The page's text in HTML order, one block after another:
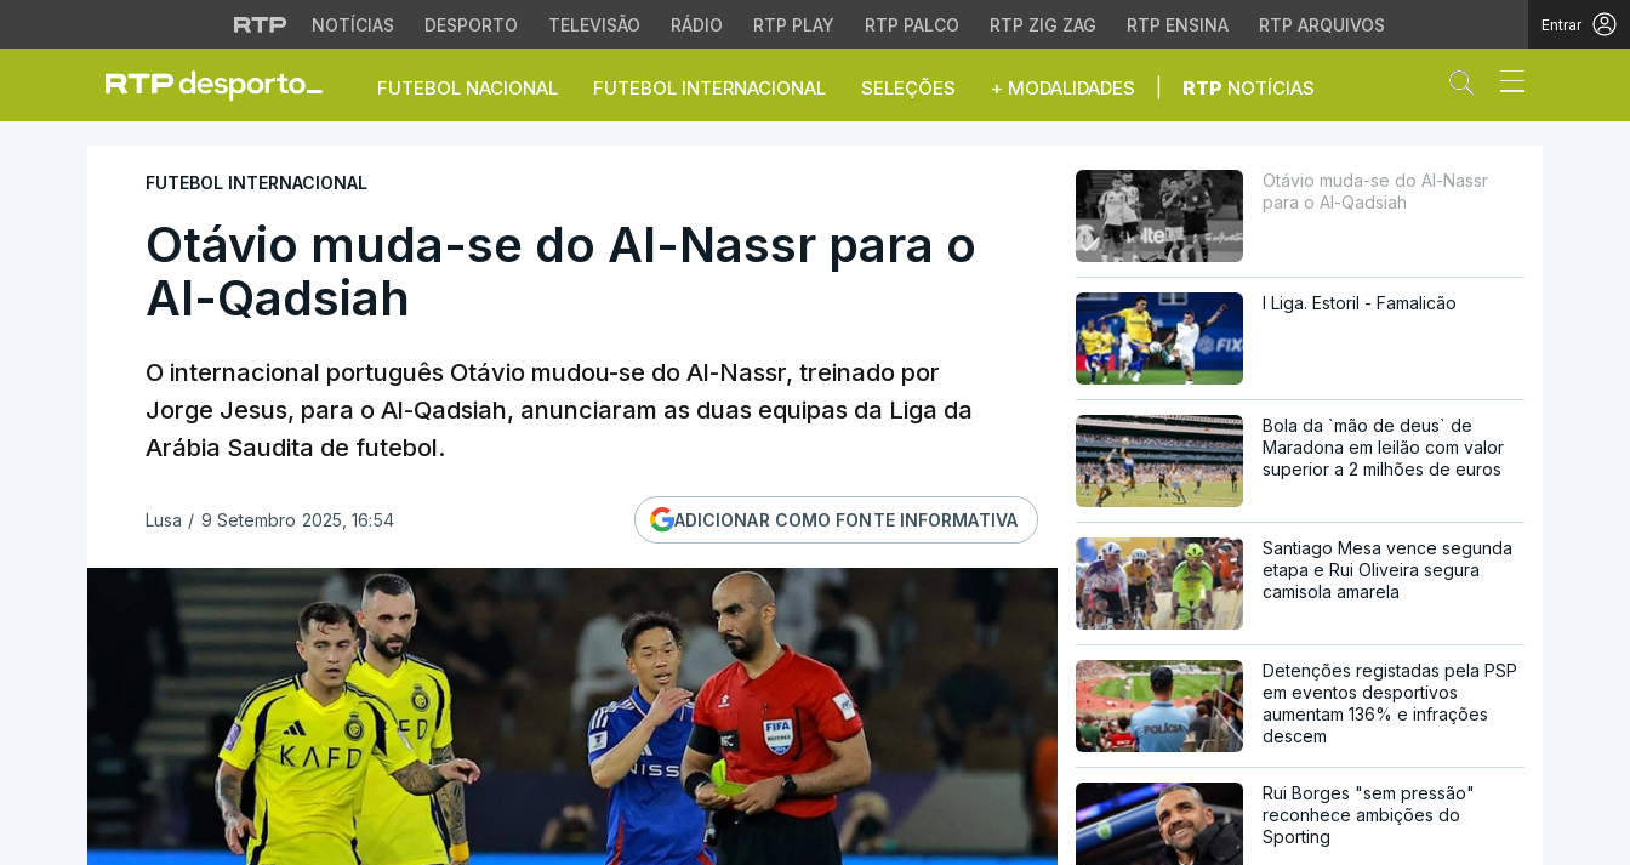
NOTÍCIAS DESPORTO TELEVISÃO RÁDIO RTP PLAY RTP PALCO RTP ZIG ZAG RTP ENSINA RTP ARQUIVOS Entrar
FUTEBOL NACIONAL FUTEBOL INTERNACIONAL SELEÇÕES + MODALIDADES RTP NOTÍCIAS Abrir campo
Otávio muda-se do Al-Nassr para o Al-Qadsiah
FUTEBOL INTERNACIONAL
Otávio muda-se do Al-Nassr para o
Al-Qadsiah
O internacional português Otávio mudou-se do Al-Nassr, treinado por
Jorge Jesus, para o Al-Qadsiah, anunciaram as duas equipas da Liga da
Arábia Saudita de futebol.
Lusa / 9 Setembro 2025, 16:54 ADICIONAR COMO FONTE INFORMATIVA
Otávio muda-se do Al-Nassr
para o Al-Qadsiah
I Liga. Estoril - Famalicão
Bola da `mão de deus` de
Maradona em leilão com valor
superior a 2 milhões de euros
Santiago Mesa vence segunda
etapa e Rui Oliveira segura
camisola amarela
Detenções registadas pela PSP
em eventos desportivos
aumentam 136% e infrações
descem
Rui Borges "sem pressão"
reconhece ambições do
Sporting